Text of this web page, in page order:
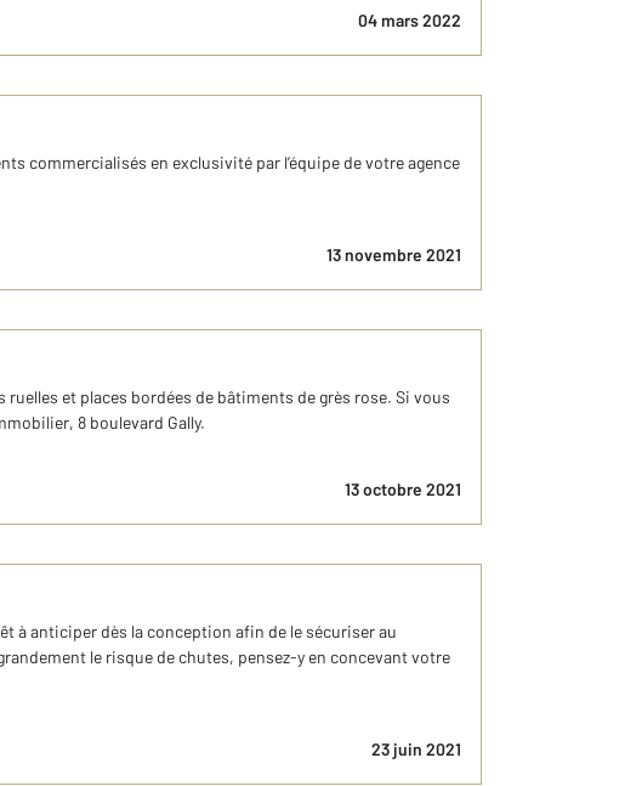
04 mars 2022
commercialisés en exclusivité par l’équipe de votre agence
13 novembre 2021
et places bordées de bâtiments de grès rose. Si vous
8 boulevard Gally.
13 octobre 2021
à anticiper dès la conception afin de le sécuriser au
le risque de chutes, pensez-y en concevant votre
23 juin 2021